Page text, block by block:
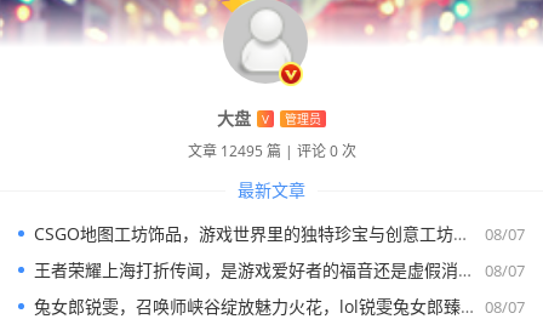
大盘 V 管理员
文章 12495 篇 | 评论 0 次
最新文章
08/07
CSGO地图工坊饰品，游戏世界里的独特珍宝与创意工坊地图
08/07
王者荣耀上海打折传闻，是游戏爱好者的福音还是虚假消息？
08/07
兔女郎锐雯，召唤师峡谷绽放魅力火花，lol锐雯兔女郎臻彩来袭